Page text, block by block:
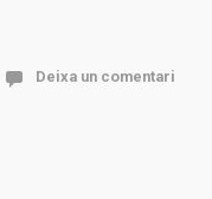
Deixa un comentari